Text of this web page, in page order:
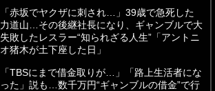
「赤坂でヤクザに刺され…」39歳で急死した
力道山…その後継社長になり、ギャンブルで大
失敗したレスラー“知られざる人生”「アントニ
オ猪木が土下座した日」
「TBSにまで借金取りが…」「路上生活者にな
った」説も…数千万円“ギャンブルの借金”で行